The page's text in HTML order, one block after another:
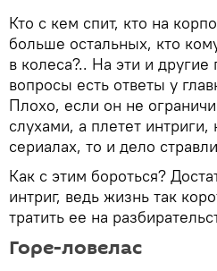
Кто с кем спит, кто на
больше остальных, кто
в колеса?.. На эти и
вопросы есть ответы у
Плохо, если он не
слухами, а плетет интриги,
сериалах, то и дело
Как с этим бороться?
интриг, ведь жизнь так
тратить ее на
Горе-ловелас